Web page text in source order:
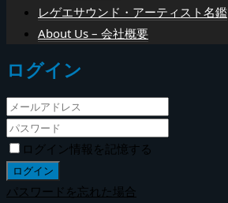
レゲエサウンド・アーティスト名鑑
About Us – 会社概要
ログイン
ログイン情報を記憶する
パスワードを忘れた場合